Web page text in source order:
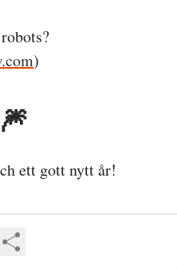
)
ett gott nytt år!